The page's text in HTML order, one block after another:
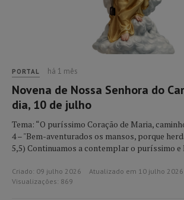
PORTAL há 1 mês
Novena de Nossa Senhora do
dia, 10 de julho
Tema: “O puríssimo Coração de Maria,
4 – "Bem-aventurados os mansos, porque
5,5) Continuamos a contemplar o puríssimo e
Criado: 09 julho 2026
Atualizado em 10 julho 2026
Visualizações: 869